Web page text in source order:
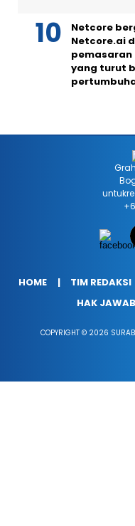
Netcore
Netcore.ai
pemasaran
yang turut
HOME TIM REDAKSI
HAK JAWAB
COPYRIGHT © 2026